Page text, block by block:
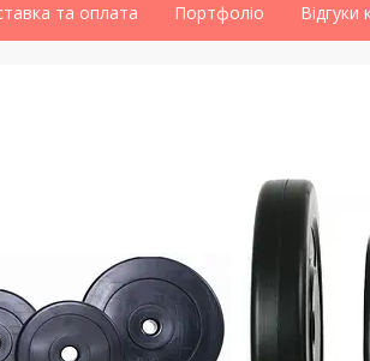
та оплата Портфоліо Відгуки